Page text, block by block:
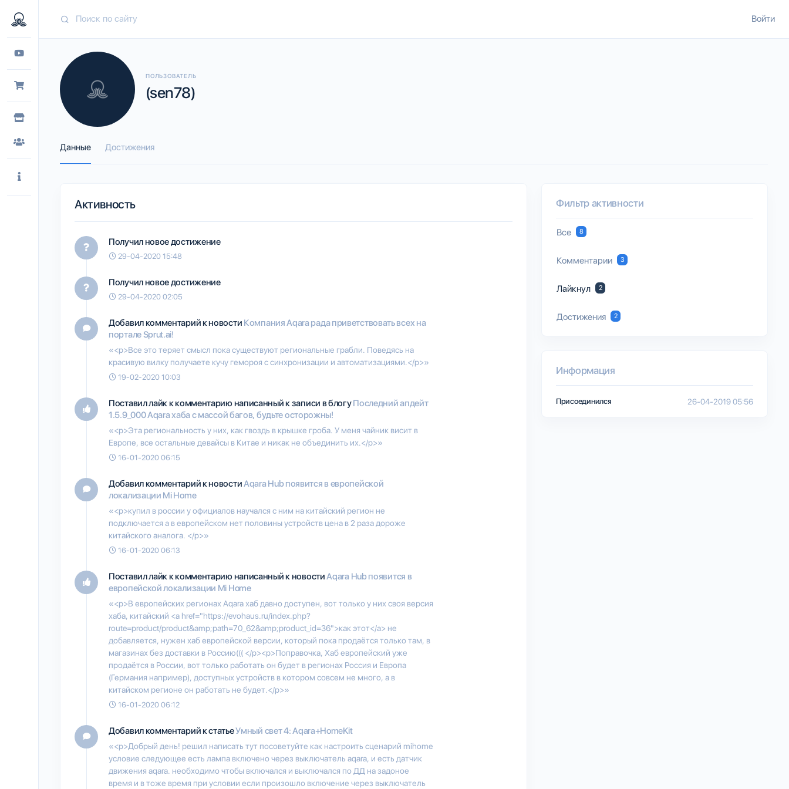
Войти
ПОЛЬЗОВАТЕЛЬ
(sen78)
Данные Достижения
Активность
Получил новое достижение
29-04-2020 15:48
Получил новое достижение
29-04-2020 02:05
Добавил комментарий к новости Компания Aqara рада приветствовать всех на
портале Sprut.ai!
«<p>Все это теряет смысл пока существуют региональные грабли. Поведясь на
красивую вилку получаете кучу гемороя с синхронизации и автоматизациями.</p>»
19-02-2020 10:03
Поставил лайк к комментарию написанный к записи в блогуПоследний апдейт
1.5.9_000 Aqara хаба с массой багов, будьте осторожны!
«<p>Эта региональность у них, как гвоздь в крышке гроба. У меня чайник висит в
Европе, все остальные девайсы в Китае и никак не объединить их.</p>»
16-01-2020 06:15
Добавил комментарий к новостиAqara Hub появится в европейской
локализации Mi Home
«<p>купил в россии у официалов научался с ним на китайский регион не
подключается а в европейском нет половины устройств цена в 2 раза дороже
китайского аналога. </p>»
16-01-2020 06:13
Поставил лайк к комментарию написанный к новостиAqara Hub появится в
европейской локализации Mi Home
«<p>В европейских регионах Aqara хаб давно доступен, вот только у них своя версия
хаба, китайский <a href="https://evohaus.ru/index.php?
route=product/product&amp;path=70_62&amp;product_id=36">как этот</a> не
добавляется, нужен хаб европейской версии, который пока продаётся только там, в
магазинах без доставки в Россию((( </p><p>Поправочка, Хаб европейский уже
продаётся в России, вот только работать он будет в регионах Россия и Европа
(Германия например), доступных устройств в котором совсем не много, а в
китайском регионе он работать не будет.</p>»
16-01-2020 06:12
Добавил комментарий к статьеУмный свет 4: Aqara+HomeKit
«<p>Добрый день! решил написать тут посоветуйте как настроить сценарий mihome
условие следующее есть лампа включено через выключатель aqara, и есть датчик
движения aqara. необходимо чтобы включался и выключался по ДД на задоное
время и в тоже время при условии если произошло включение через выключатель
Фильтр активности
Все 8
Комментарии 3
Лайкнул 2
Достижения 2
Информация
Присоединился 26-04-2019 05:56